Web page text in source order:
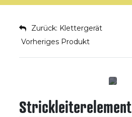
Zurück: Klettergerät
Vorheriges Produkt
Strickleiterelement